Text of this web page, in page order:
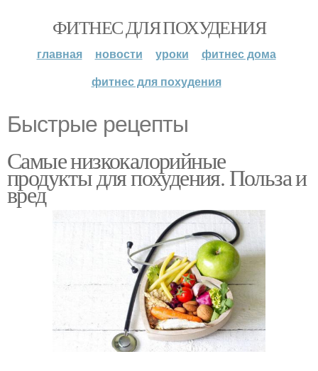
ФИТНЕС ДЛЯ ПОХУДЕНИЯ
главная новости уроки
фитнес дома
фитнес для похудения
Быстрые рецепты
Самые низкокалорийные
продукты для похудения. Польза и
вред